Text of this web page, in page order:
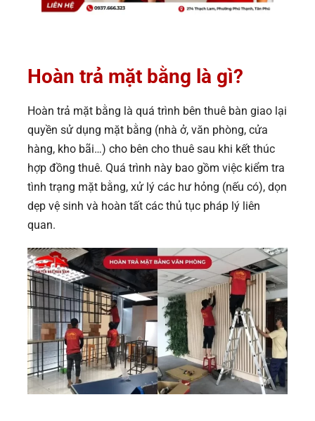
Hoàn trả mặt bằng là gì?
Hoàn trả mặt bằng là quá trình bên thuê bàn giao lại
quyền sử dụng mặt bằng (nhà ở, văn phòng, cửa
hàng, kho bãi…) cho bên cho thuê sau khi kết thúc
hợp đồng thuê. Quá trình này bao gồm việc kiểm tra
tình trạng mặt bằng, xử lý các hư hỏng (nếu có), dọn
dẹp vệ sinh và hoàn tất các thủ tục pháp lý liên
quan.